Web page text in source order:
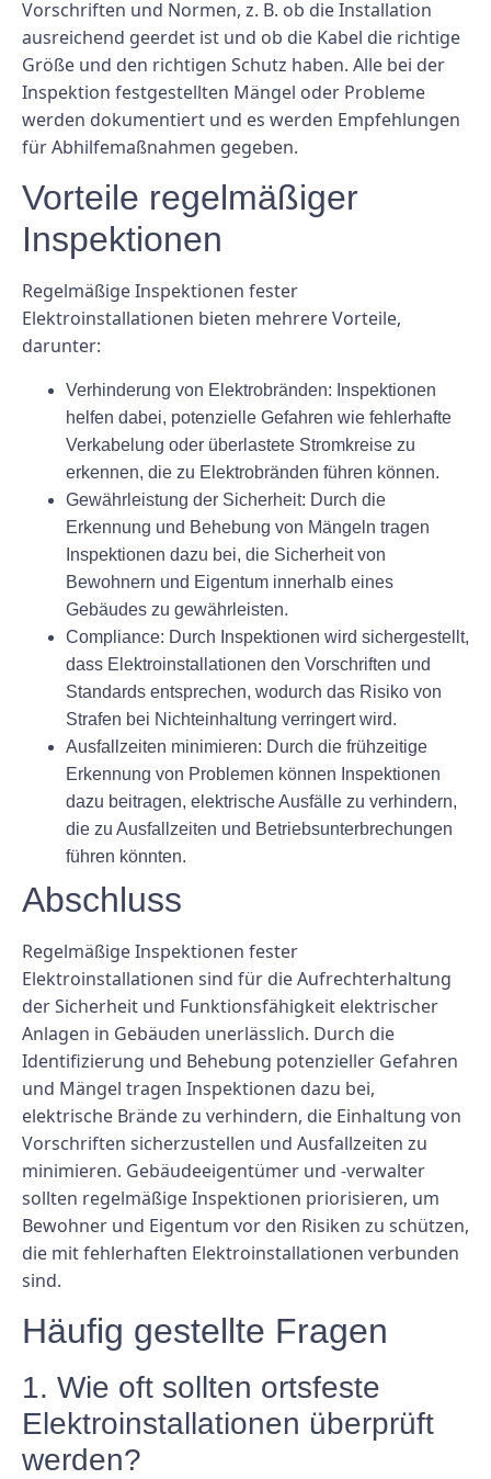
Vorschriften und Normen, z. B. ob die Installation
ausreichend geerdet ist und ob die Kabel die richtige
Größe und den richtigen Schutz haben. Alle bei der
Inspektion festgestellten Mängel oder Probleme
werden dokumentiert und es werden Empfehlungen
für Abhilfemaßnahmen gegeben.
Vorteile regelmäßiger
Inspektionen
Regelmäßige Inspektionen fester
Elektroinstallationen bieten mehrere Vorteile,
darunter:
Verhinderung von Elektrobränden: Inspektionen
helfen dabei, potenzielle Gefahren wie fehlerhafte
Verkabelung oder überlastete Stromkreise zu
erkennen, die zu Elektrobränden führen können.
Gewährleistung der Sicherheit: Durch die
Erkennung und Behebung von Mängeln tragen
Inspektionen dazu bei, die Sicherheit von
Bewohnern und Eigentum innerhalb eines
Gebäudes zu gewährleisten.
Compliance: Durch Inspektionen wird sichergestellt,
dass Elektroinstallationen den Vorschriften und
Standards entsprechen, wodurch das Risiko von
Strafen bei Nichteinhaltung verringert wird.
Ausfallzeiten minimieren: Durch die frühzeitige
Erkennung von Problemen können Inspektionen
dazu beitragen, elektrische Ausfälle zu verhindern,
die zu Ausfallzeiten und Betriebsunterbrechungen
führen könnten.
Abschluss
Regelmäßige Inspektionen fester
Elektroinstallationen sind für die Aufrechterhaltung
der Sicherheit und Funktionsfähigkeit elektrischer
Anlagen in Gebäuden unerlässlich. Durch die
Identifizierung und Behebung potenzieller Gefahren
und Mängel tragen Inspektionen dazu bei,
elektrische Brände zu verhindern, die Einhaltung von
Vorschriften sicherzustellen und Ausfallzeiten zu
minimieren. Gebäudeeigentümer und -verwalter
sollten regelmäßige Inspektionen priorisieren, um
Bewohner und Eigentum vor den Risiken zu schützen,
die mit fehlerhaften Elektroinstallationen verbunden
sind.
Häufig gestellte Fragen
1. Wie oft sollten ortsfeste
Elektroinstallationen überprüft
werden?